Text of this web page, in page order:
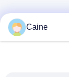
Caine